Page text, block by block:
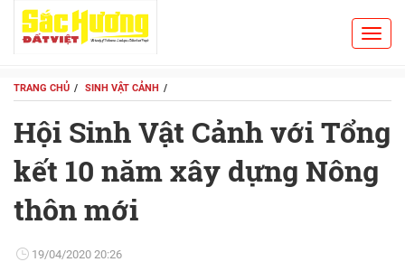
TRANG CHỦ SINH VẬT CẢNH
Hội Sinh Vật Cảnh với Tổng
kết 10 năm xây dựng Nông
thôn mới
19/04/2020 20:26